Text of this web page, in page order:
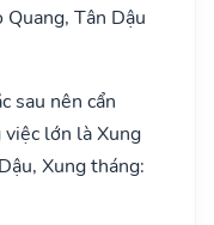
Tân Dậu
sau nên cẩn
lớn là Xung
Xung tháng: